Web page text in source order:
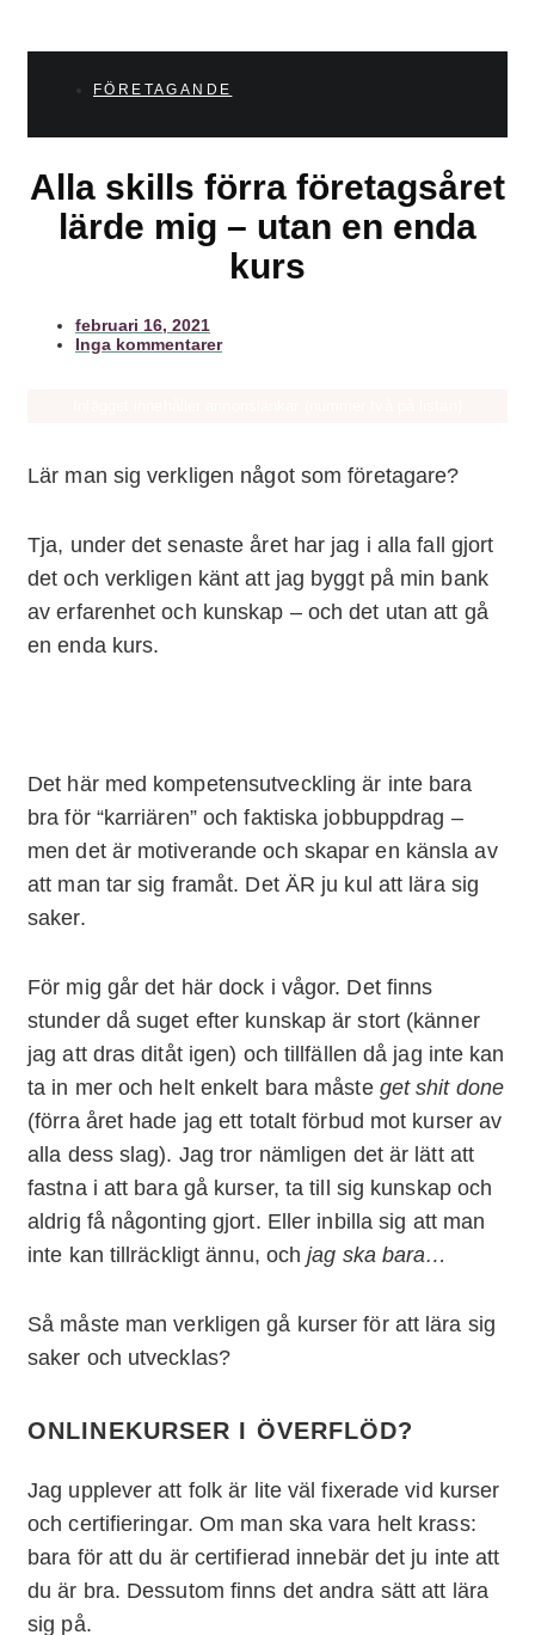
FÖRETAGANDE
Alla skills förra företagsåret
lärde mig – utan en enda
kurs
februari 16, 2021
Inga kommentarer
Lär man sig verkligen något som företagare?
Tja, under det senaste året har jag i alla fall gjort
det och verkligen känt att jag byggt på min bank
av erfarenhet och kunskap – och det utan att gå
en enda kurs.
Det här med kompetensutveckling är inte bara
bra för “karriären” och faktiska jobbuppdrag –
men det är motiverande och skapar en känsla av
att man tar sig framåt. Det ÄR ju kul att lära sig
saker.
För mig går det här dock i vågor. Det finns
stunder då suget efter kunskap är stort (känner
jag att dras ditåt igen) och tillfällen då jag inte kan
ta in mer och helt enkelt bara måste get shit done
(förra året hade jag ett totalt förbud mot kurser av
alla dess slag). Jag tror nämligen det är lätt att
fastna i att bara gå kurser, ta till sig kunskap och
aldrig få någonting gjort. Eller inbilla sig att man
inte kan tillräckligt ännu, ochjag ska bara…
Så måste man verkligen gå kurser för att lära sig
saker och utvecklas?
ONLINEKURSER I ÖVERFLÖD?
Jag upplever att folk är lite väl fixerade vid kurser
och certifieringar. Om man ska vara helt krass:
bara för att du är certifierad innebär det ju inte att
du är bra. Dessutom finns det andra sätt att lära
sig på.